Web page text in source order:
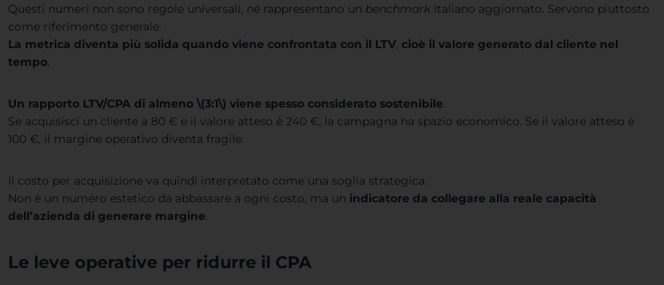
Questi numeri non sono regole universali, né rappresentano un benchmark italiano aggiornato. Servono piuttosto
come riferimento generale.
La metrica diventa più solida quando viene confrontata con il LTV, cioè il valore generato dal cliente nel
tempo.
Un rapporto LTV/CPA di almeno \(3:1\) viene spesso considerato sostenibile.
Se acquisisci un cliente a 80 € e il valore atteso è 240 €, la campagna ha spazio economico. Se il valore atteso è
100 €, il margine operativo diventa fragile.
Il costo per acquisizione va quindi interpretato come una soglia strategica.
Non è un numero estetico da abbassare a ogni costo, ma un indicatore da collegare alla reale capacità
dell’azienda di generare margine.
Le leve operative per ridurre il CPA